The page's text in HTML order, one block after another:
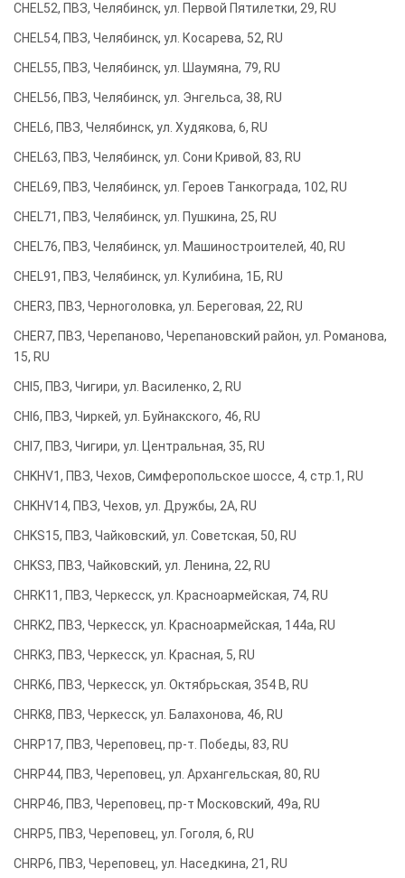
CHEL52, ПВЗ, Челябинск, ул. Первой Пятилетки, 29, RU
CHEL54, ПВЗ, Челябинск, ул. Косарева, 52, RU
CHEL55, ПВЗ, Челябинск, ул. Шаумяна, 79, RU
CHEL56, ПВЗ, Челябинск, ул. Энгельса, 38, RU
CHEL6, ПВЗ, Челябинск, ул. Худякова, 6, RU
CHEL63, ПВЗ, Челябинск, ул. Сони Кривой, 83, RU
CHEL69, ПВЗ, Челябинск, ул. Героев Танкограда, 102, RU
CHEL71, ПВЗ, Челябинск, ул. Пушкина, 25, RU
CHEL76, ПВЗ, Челябинск, ул. Машиностроителей, 40, RU
CHEL91, ПВЗ, Челябинск, ул. Кулибина, 1Б, RU
CHER3, ПВЗ, Черноголовка, ул. Береговая, 22, RU
CHER7, ПВЗ, Черепаново, Черепановский район, ул. Романова,
15, RU
CHI5, ПВЗ, Чигири, ул. Василенко, 2, RU
CHI6, ПВЗ, Чиркей, ул. Буйнакского, 46, RU
CHI7, ПВЗ, Чигири, ул. Центральная, 35, RU
CHKHV1, ПВЗ, Чехов, Симферопольское шоссе, 4, стр.1, RU
CHKHV14, ПВЗ, Чехов, ул. Дружбы, 2А, RU
CHKS15, ПВЗ, Чайковский, ул. Советская, 50, RU
CHKS3, ПВЗ, Чайковский, ул. Ленина, 22, RU
CHRK11, ПВЗ, Черкесск, ул. Красноармейская, 74, RU
CHRK2, ПВЗ, Черкесск, ул. Красноармейская, 144а, RU
CHRK3, ПВЗ, Черкесск, ул. Красная, 5, RU
CHRK6, ПВЗ, Черкесск, ул. Октябрьская, 354 В, RU
CHRK8, ПВЗ, Черкесск, ул. Балахонова, 46, RU
CHRP17, ПВЗ, Череповец, пр-т. Победы, 83, RU
CHRP44, ПВЗ, Череповец, ул. Архангельская, 80, RU
CHRP46, ПВЗ, Череповец, пр-т Московский, 49а, RU
CHRP5, ПВЗ, Череповец, ул. Гоголя, 6, RU
CHRP6, ПВЗ, Череповец, ул. Наседкина, 21, RU